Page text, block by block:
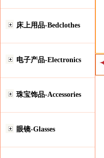
床上用品-Bedclothes
电子产品-Electronics
珠宝饰品-Accessories
眼镜-Glasses